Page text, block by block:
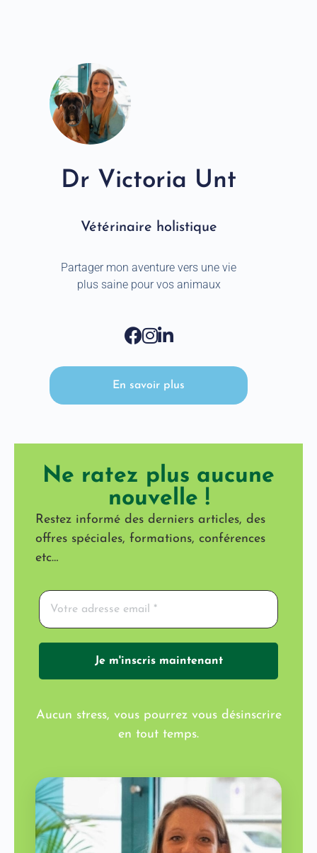
Dr Victoria Unt
Vétérinaire holistique
Partager mon aventure vers une vie
plus saine pour vos animaux
En savoir plus
Ne ratez plus aucune
nouvelle !​
Restez informé des derniers articles, des
offres spéciales, formations, conférences
etc…
Aucun stress, vous pourrez vous désinscrire
en tout temps.